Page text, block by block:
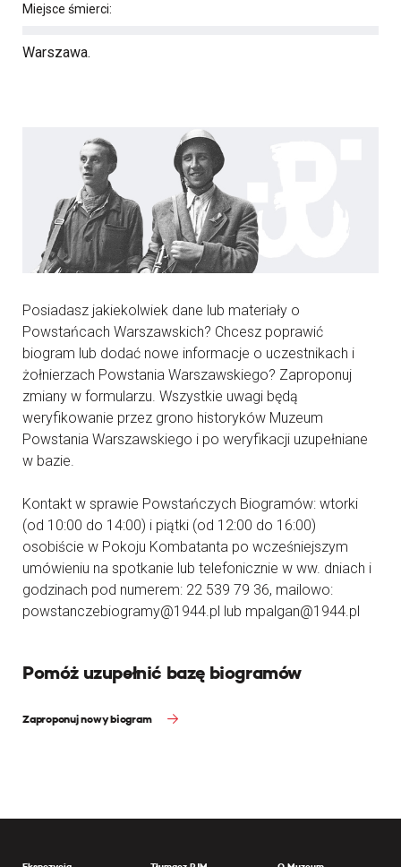
Miejsce śmierci:
Warszawa.
Posiadasz jakiekolwiek dane lub materiały o
Powstańcach Warszawskich? Chcesz poprawić
biogram lub dodać nowe informacje o uczestnikach i
żołnierzach Powstania Warszawskiego? Zaproponuj
zmiany w formularzu. Wszystkie uwagi będą
weryfikowanie przez grono historyków Muzeum
Powstania Warszawskiego i po weryfikacji uzupełniane
w bazie.
Kontakt w sprawie Powstańczych Biogramów: wtorki
(od 10:00 do 14:00) i piątki (od 12:00 do 16:00)
osobiście w Pokoju Kombatanta po wcześniejszym
umówieniu na spotkanie lub telefonicznie w ww. dniach i
godzinach pod numerem: 22 539 79 36, mailowo:
powstanczebiogramy@1944.pl lub mpalgan@1944.pl
Pomóż uzupełnić bazę biogramów
Zaproponuj nowy biogram